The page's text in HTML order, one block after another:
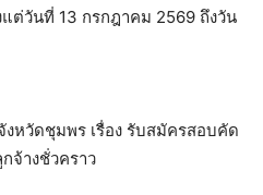
ต่วันที่ 13 กรกฎาคม 2569 ถึงวัน
หวัดชุมพร เรื่อง รับสมัครสอบคัด
จ้างชั่วคราว